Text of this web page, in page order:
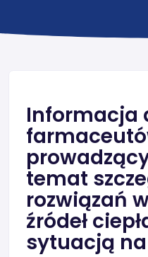
Informacja
temat
rozwiązań
źródeł
sytuacją